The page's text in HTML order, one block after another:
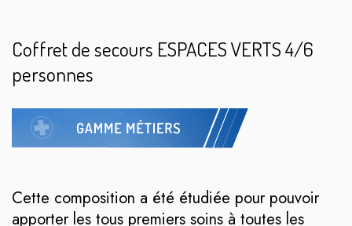
Coffret de secours ESPACES VERTS 4/6
personnes
Cette composition a été étudiée pour pouvoir
apporter les tous premiers soins à toutes les